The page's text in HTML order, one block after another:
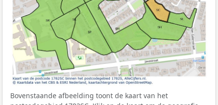
Bovenstaande afbeelding toont de kaart van het